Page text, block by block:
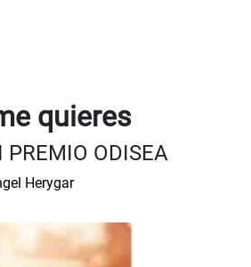
quieres
PREMIO ODISEA
Herygar